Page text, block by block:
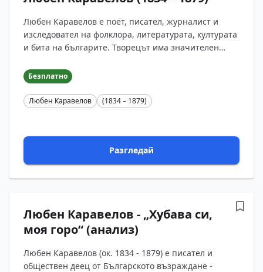
Любен Каравелов е поет, писател, журналист и
изследовател на фолклора, литературата, културата
и бита на българите. Творецът има значителен
Бълга?...
Безплатно
Любен Каравелов (1834 – 1879)
Разгледай
Любен Каравелов - „Хубава си,
моя горо“ (анализ)
Любен Каравелов (ок. 1834 - 1879) е писател и
обществен деец от Българското възраждане -